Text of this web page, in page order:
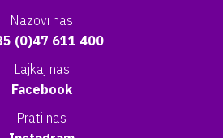
Nazovi nas
(0)47 611 400
Lajkaj nas
Facebook
Prati nas